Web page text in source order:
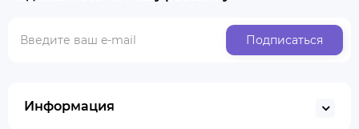
Подписаться
Информация